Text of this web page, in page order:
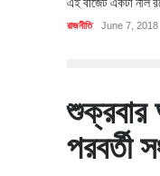
এই বাজেট একটা নীল
রাজনীতি June 7, 2018
শুক্রবার
পরবর্তী